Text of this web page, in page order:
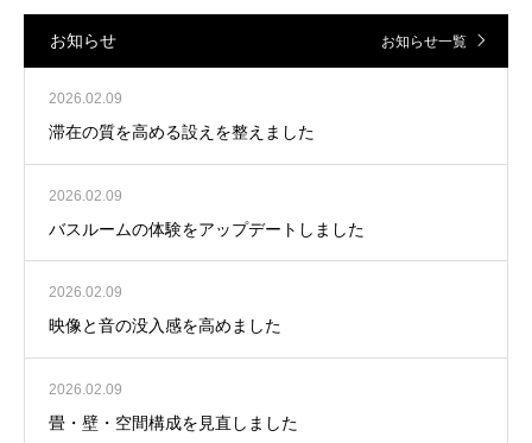
お知らせ お知らせ一覧
2026.02.09
滞在の質を高める設えを整えました
2026.02.09
バスルームの体験をアップデートしました
2026.02.09
映像と音の没入感を高めました
2026.02.09
畳・壁・空間構成を見直しました